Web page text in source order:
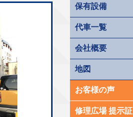
保有設備
代車一覧
会社概要
地図
お客様の声
修理広場 提示証